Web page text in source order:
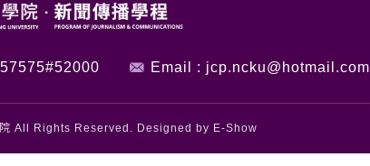
Email : jcp.ncku@hotmail.com
All Rights Reserved. Designed by E-Show